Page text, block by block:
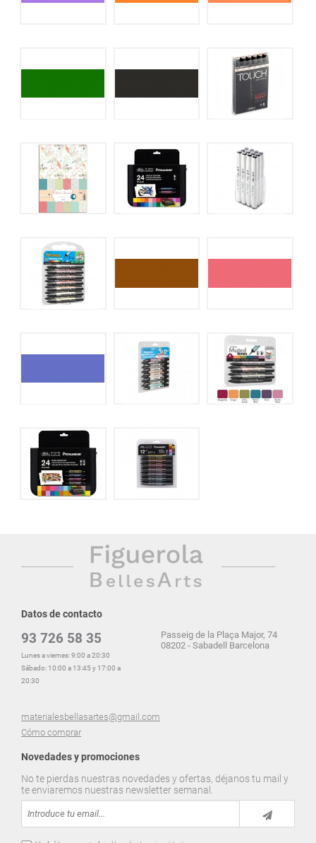
Datos de contacto
93 726 58 35
Lunes a viernes: 9:00 a 20:30
Sábado: 10:00 a 13:45 y 17:00 a
20:30
materialesbellasartes@gmail.com
Cómo comprar
Passeig de la Plaça Major, 74
08202 - Sabadell Barcelona
Novedades y promociones
No te pierdas nuestras novedades y ofertas, déjanos tu mail y
te enviaremos nuestras newsletter semanal.